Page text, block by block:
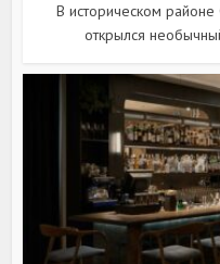
В историческом
открылся